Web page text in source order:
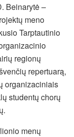
Beinarytė –
meno
Tarptautinio
regionų
repertuarą,
organizaciniais
studentų chorų
menų